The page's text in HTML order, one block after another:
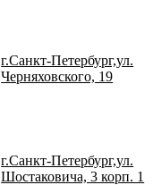
г.Санкт-Петербург,ул.
Черняховского, 19
г.Санкт-Петербург,ул.
Шостаковича, 3 корп. 1